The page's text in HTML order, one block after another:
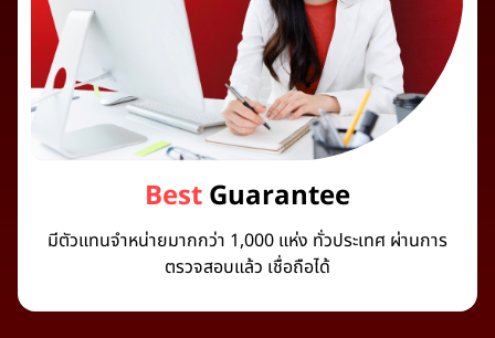
BestGuarantee
มีตัวแทนจำหน่ายมากกว่า 1,000 แห่ง ทั่วประเทศ ผ่านการ
ตรวจสอบแล้ว เชื่อถือได้